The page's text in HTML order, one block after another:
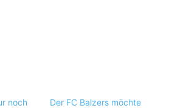
noch
Der FC Balzers möchte